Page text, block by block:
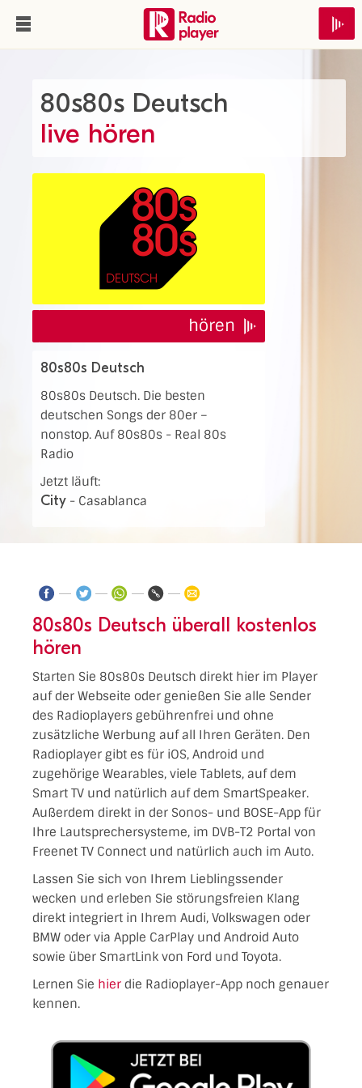
80s80s Deutsch
live hören
hören
80s80s Deutsch
80s80s Deutsch. Die besten
deutschen Songs der 80er –
nonstop. Auf 80s80s - Real 80s
Radio
Jetzt läuft:
City - Casablanca
80s80s Deutsch überall kostenlos
hören
Starten Sie 80s80s Deutsch direkt hier im Player
auf der Webseite oder genießen Sie alle Sender
des Radioplayers gebührenfrei und ohne
zusätzliche Werbung auf all Ihren Geräten. Den
Radioplayer gibt es für iOS, Android und
zugehörige Wearables, viele Tablets, auf dem
Smart TV und natürlich auf dem SmartSpeaker.
Außerdem direkt in der Sonos- und BOSE-App für
Ihre Lautsprechersysteme, im DVB-T2 Portal von
Freenet TV Connect und natürlich auch im Auto.
Lassen Sie sich von Ihrem Lieblingssender
wecken und erleben Sie störungsfreien Klang
direkt integriert in Ihrem Audi, Volkswagen oder
BMW oder via Apple CarPlay und Android Auto
sowie über SmartLink von Ford und Toyota.
Lernen Sie hier die Radioplayer-App noch genauer
kennen.